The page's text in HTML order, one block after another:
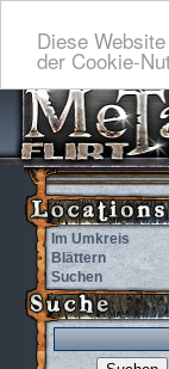
Diese
der Cookie-
Im Umkreis
Blättern
Suchen